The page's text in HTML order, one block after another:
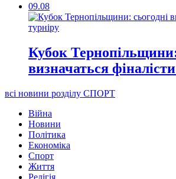
09.08
Кубок Тернопільщини:
визначаться
всі новини розділу СПОРТ
Війна
Новини
Політика
Економіка
Спорт
Життя
Релігія